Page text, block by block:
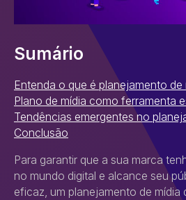
Sumário
Entenda o que é planejamento de
Plano de mídia como ferramenta
Tendências emergentes no
Conclusão
Para garantir que a sua marca
no mundo digital e alcance seu
eficaz, um planejamento de mídia